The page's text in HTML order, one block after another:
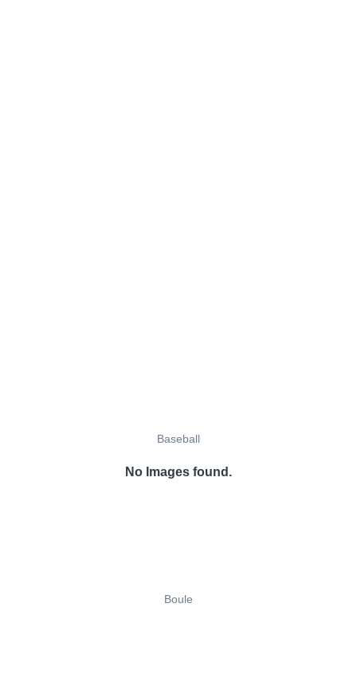
Baseball
No Images found.
Boule